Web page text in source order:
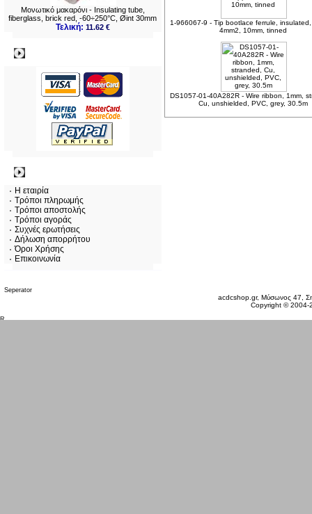
Μονωτικό μακαρόνι - Insulating tube,
fiberglass, brick red, -60÷250°C, Øint 30mm
Τελική: 11.62 €
Η εταιρία
Τρόποι πληρωμής
Τρόποι αποστολής
Τρόποι αγοράς
Συχνές ερωτήσεις
Δήλωση απορρήτου
Όροι Χρήσης
Επικοινωνία
1-966067-9 - Tip bootlace ferrule,
4mm2, 10mm, tinned
DS1057-01-40A282R - Wire ribbon, 1mm,
Cu, unshielded, PVC, grey, 30.5m
acdcshop.gr, Μύσωνος 47,
Copyright ©